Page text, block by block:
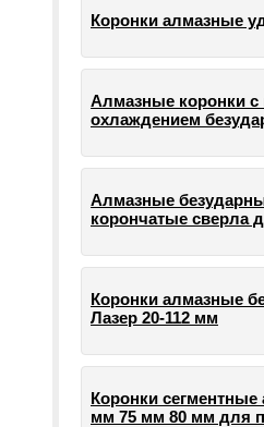
Коронки алмазные
Алмазные коронки
охлаждением
Алмазные
корончатые сверла
Коронки алмазные
Лазер 20-112 мм
Коронки
мм 75 мм 80 мм для